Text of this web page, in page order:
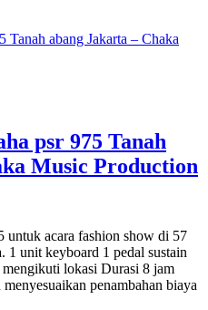
psr 975 Tanah
Music Production
untuk acara fashion show di 57
1 unit keyboard 1 pedal sustain
lokasi Durasi 8 jam
penambahan biaya